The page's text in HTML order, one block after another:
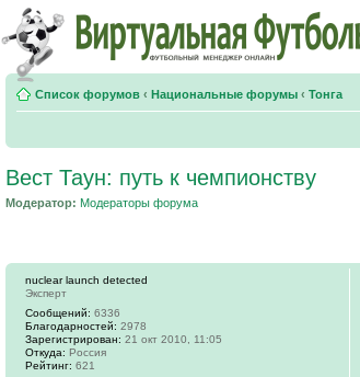
Список форумов ‹ Национальные форумы ‹ Тонга
Вест Таун: путь к чемпионству
Модератор: Модераторы форума
nuclear launch detected
Эксперт
Сообщений: 6336
Благодарностей: 2978
Зарегистрирован: 21 окт 2010, 11:05
Откуда: Россия
Рейтинг: 621